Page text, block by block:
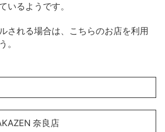
いるようです。
される場合は、こちらのお店を利用
。
奈良店